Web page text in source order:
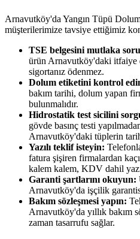
Arnavutköy'da Yangın Tüpü
müşterilerimize tavsiye ettiğimiz
TSE belgesini mutlaka
ürün Arnavutköy'daki itfaiye
sigortanız ödenmez.
Dolum etiketini kontrol
bakım tarihi, dolum yapan
bulunmalıdır.
Hidrostatik test sicilini
gövde basınç testi
Arnavutköy'daki tüplerin
Yazılı teklif isteyin:
fatura şişiren firmalardan
kalem kalem, KDV dahil
Garanti şartlarını okuyun:
Arnavutköy'da işçilik
Bakım sözleşmesi yapın:
Arnavutköy'da yıllık bakım
zaman tasarrufu sağlar.